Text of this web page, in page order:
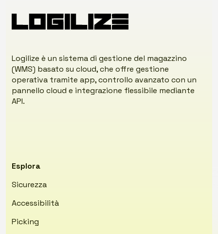
Logilize è un sistema di gestione del magazzino
(WMS) basato su cloud, che offre gestione
operativa tramite app, controllo avanzato con un
pannello cloud e integrazione flessibile mediante
API.
Esplora
Sicurezza
Accessibilità
Picking